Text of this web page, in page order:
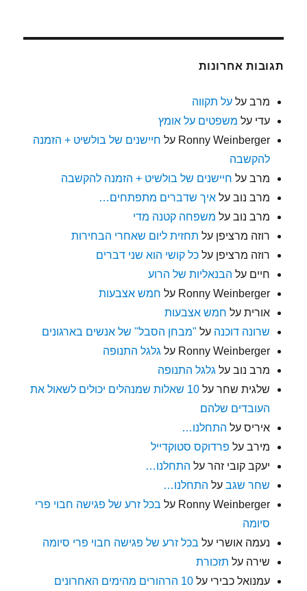
תגובות אחרונות
מרב עלעל תקווה
עדי על משפטים על אומץ
Ronny Weinberger על חיישנים של בולשיט + הזמנה
להקשבה
מרב על חיישנים של בולשיט + הזמנה להקשבה
מרב נוב עלאיך שדברים מתפתחים…
מרב נוב על משפחה קטנה מדי
רוזה מרציפן על תחזית ליום שאחרי הבחירות
רוזה מרציפן עלכל קושי הוא שני דברים
חיים על הבנאליות של הרוע
Ronny Weinberger על חמש אצבעות
אורית על חמש אצבעות
שרונה דוכנה על "מבחן הסבל" של אנשים בארגונים
Ronny Weinberger על גלגל התנופה
מרב נוב על גלגל התנופה
שלגית שחר על
10 שאלות שמנהלים יכולים לשאול את
העובדים שלהם
איריס על התחלנו…
מירב על פרדוקס סטוקדייל
יעקב קובי זהר על התחלנו…
שחר שגב על התחלנו…
Ronny Weinberger על בכל זרע של פגישה חבוי פרי
סיומה
נעמה אושרי על בכל זרע של פגישה חבוי פרי סיומה
שירה על תזכורת
עמנואל כבירי על
10 הרהורים מהימים האחרונים